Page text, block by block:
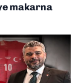
makarna